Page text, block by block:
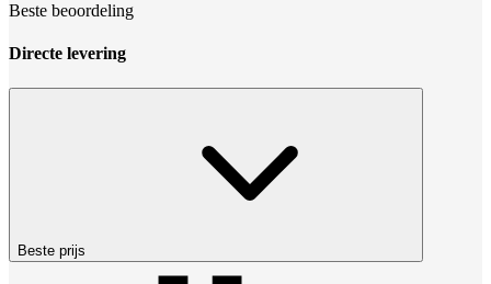
Beste beoordeling
Directe levering
Beste prijs